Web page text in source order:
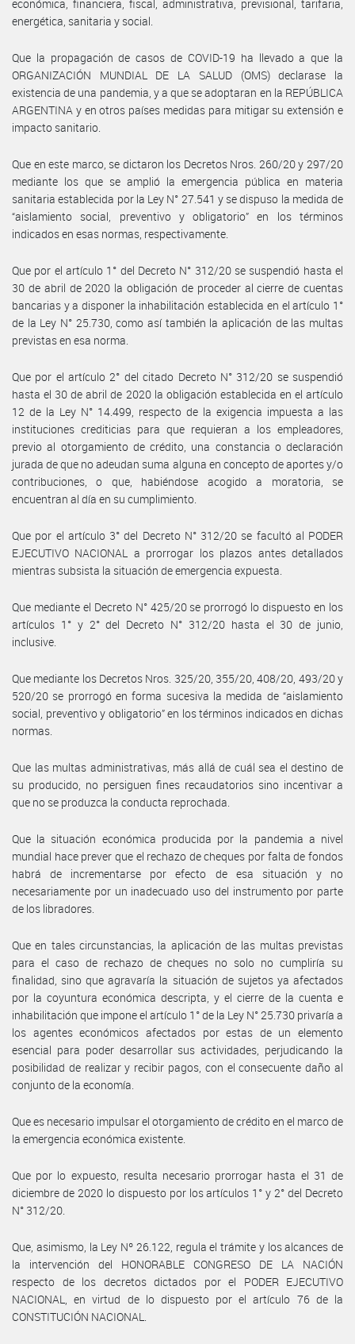
económica, financiera, fiscal, administrativa, previsional, tarifaria,
energética, sanitaria y social.
Que la propagación de casos de COVID-19 ha llevado a que la
ORGANIZACIÓN MUNDIAL DE LA SALUD (OMS) declarase la
existencia de una pandemia, y a que se adoptaran en la REPÚBLICA
ARGENTINA y en otros países medidas para mitigar su extensión e
impacto sanitario.
Que en este marco, se dictaron los Decretos Nros. 260/20 y 297/20
mediante los que se amplió la emergencia pública en materia
sanitaria establecida por la Ley N° 27.541 y se dispuso la medida de
“aislamiento social, preventivo y obligatorio” en los términos
indicados en esas normas, respectivamente.
Que por el artículo 1° del Decreto N° 312/20 se suspendió hasta el
30 de abril de 2020 la obligación de proceder al cierre de cuentas
bancarias y a disponer la inhabilitación establecida en el artículo 1°
de la Ley N° 25.730, como así también la aplicación de las multas
previstas en esa norma.
Que por el artículo 2° del citado Decreto N° 312/20 se suspendió
hasta el 30 de abril de 2020 la obligación establecida en el artículo
12 de la Ley N° 14.499, respecto de la exigencia impuesta a las
instituciones crediticias para que requieran a los empleadores,
previo al otorgamiento de crédito, una constancia o declaración
jurada de que no adeudan suma alguna en concepto de aportes y/o
contribuciones, o que, habiéndose acogido a moratoria, se
encuentran al día en su cumplimiento.
Que por el artículo 3° del Decreto N° 312/20 se facultó al PODER
EJECUTIVO NACIONAL a prorrogar los plazos antes detallados
mientras subsista la situación de emergencia expuesta.
Que mediante el Decreto N° 425/20 se prorrogó lo dispuesto en los
artículos 1° y 2° del Decreto N° 312/20 hasta el 30 de junio,
inclusive.
Que mediante los Decretos Nros. 325/20, 355/20, 408/20, 493/20 y
520/20 se prorrogó en forma sucesiva la medida de “aislamiento
social, preventivo y obligatorio” en los términos indicados en dichas
normas.
Que las multas administrativas, más allá de cuál sea el destino de
su producido, no persiguen fines recaudatorios sino incentivar a
que no se produzca la conducta reprochada.
Que la situación económica producida por la pandemia a nivel
mundial hace prever que el rechazo de cheques por falta de fondos
habrá de incrementarse por efecto de esa situación y no
necesariamente por un inadecuado uso del instrumento por parte
de los libradores.
Que en tales circunstancias, la aplicación de las multas previstas
para el caso de rechazo de cheques no solo no cumpliría su
finalidad, sino que agravaría la situación de sujetos ya afectados
por la coyuntura económica descripta, y el cierre de la cuenta e
inhabilitación que impone el artículo 1° de la Ley N° 25.730 privaría a
los agentes económicos afectados por estas de un elemento
esencial para poder desarrollar sus actividades, perjudicando la
posibilidad de realizar y recibir pagos, con el consecuente daño al
conjunto de la economía.
Que es necesario impulsar el otorgamiento de crédito en el marco de
la emergencia económica existente.
Que por lo expuesto, resulta necesario prorrogar hasta el 31 de
diciembre de 2020 lo dispuesto por los artículos 1° y 2° del Decreto
N° 312/20.
Que, asimismo, la Ley Nº 26.122, regula el trámite y los alcances de
la intervención del HONORABLE CONGRESO DE LA NACIÓN
respecto de los decretos dictados por el PODER EJECUTIVO
NACIONAL, en virtud de lo dispuesto por el artículo 76 de la
CONSTITUCIÓN NACIONAL.